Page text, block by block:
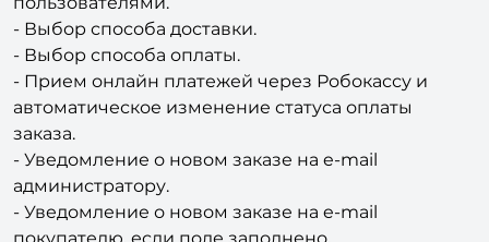
- Выбор способа оплаты.
- Прием онлайн платежей через Робокассу и
автоматическое изменение статуса оплаты
заказа.
- Уведомление о новом заказе на e-mail
администратору.
покупателю, если поле заполнено.